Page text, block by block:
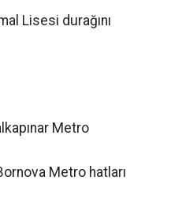
Lisesi durağını
Metro
Metro hatları